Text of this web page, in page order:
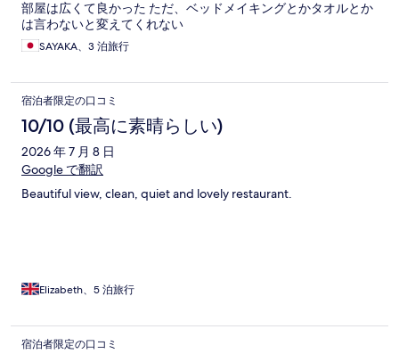
部屋は広くて良かった ただ、ベッドメイキングとかタオルとか
は言わないと変えてくれない
SAYAKA、3 泊旅行
宿泊者限定の口コミ
10/10 (最高に素晴らしい)
2026 年 7 月 8 日
Google で翻訳
Beautiful view, clean, quiet and lovely restaurant.
Elizabeth、5 泊旅行
宿泊者限定の口コミ